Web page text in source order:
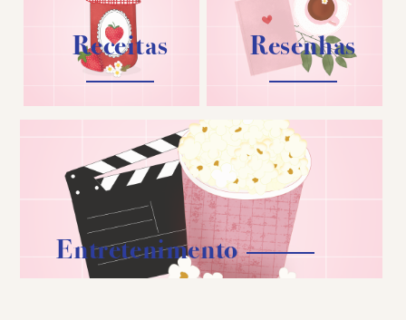
Receitas Resenhas
Entretenimento